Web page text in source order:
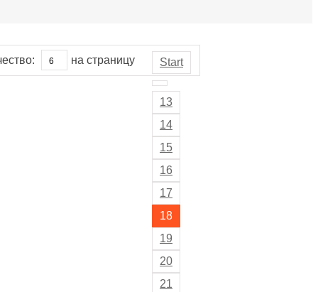
Start
13
14
15
16
17
18
19
20
21
на страницу